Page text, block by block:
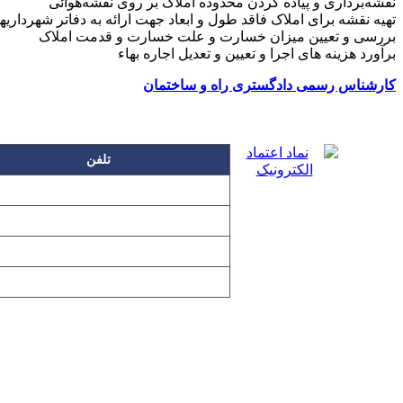
تهیه نقشه برای املاک فاقد طول و ابعاد جهت ارائه به دفاتر
بررسی و تعیین میزان خسارت و علت خسارت و قدمت املاک
برآورد هزینه های اجرا و تعیین و تعدیل اجاره بهاء
کارشناس رسمی دادگستری راه و ساختمان
تلفن